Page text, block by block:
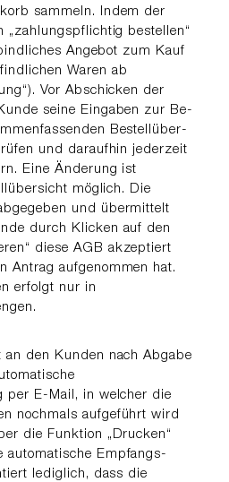
sammeln. Indem der
„zahlungs­pflichtig bestellen“
Angebot zum Kauf
Waren ab
Vor Abschicken der
seine Eingaben zur Be­
Be­stellüber­
und daraufhin jeder­zeit
Eine Änderung ist
möglich. Die
und übermittelt
durch Klicken auf den
diese AGB akzeptiert
Antrag aufgenommen hat.
erfolgt nur in
an den Kunden nach Abgabe
per E-Mail, in welcher die
nochmals aufgeführt wird
die Funktion „Drucken“
automatische Empfangs­
lediglich, dass die